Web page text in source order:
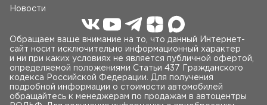
Новости
Обращаем ваше внимание на то, что данный Интернет-
сайт носит исключительно информационный характер
и ни при каких условиях не является публичной офертой,
определяемой положениями Статьи 437 Гражданского
кодекса Российской Федерации. Для получения
подробной информации о стоимости автомобилей
обращайтесь к менеджерам по продажам в автоцентры